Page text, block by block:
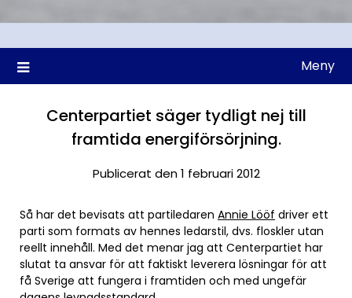
Meny
Centerpartiet säger tydligt nej till
framtida energiförsörjning.
Publicerat den 1 februari 2012
Så har det bevisats att partiledaren Annie Lööf driver ett
parti som formats av hennes ledarstil, dvs. floskler utan
reellt innehåll. Med det menar jag att Centerpartiet har
slutat ta ansvar för att faktiskt leverera lösningar för att
få Sverige att fungera i framtiden och med ungefär